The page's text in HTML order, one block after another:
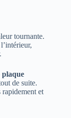
tournante.
plaque
de suite.
et